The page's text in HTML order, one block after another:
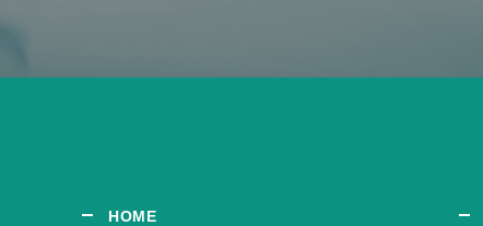
HOME